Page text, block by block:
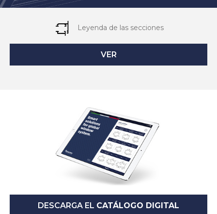
Leyenda de las secciones
VER
DESCARGA EL CATÁLOGO DIGITAL